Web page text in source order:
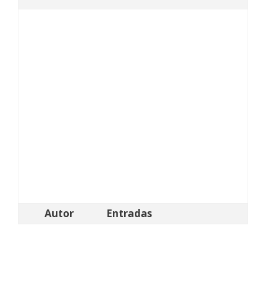
Autor Entradas